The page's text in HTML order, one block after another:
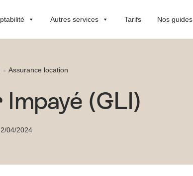
Autres services Tarifs Nos guides
Assurance location
(GLI)
04/2024